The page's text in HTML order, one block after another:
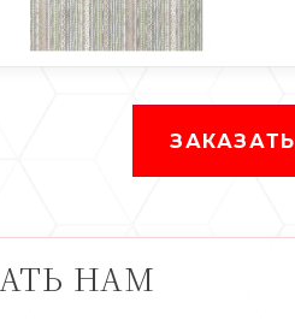
ЗАКАЗАТЬ
НАМ